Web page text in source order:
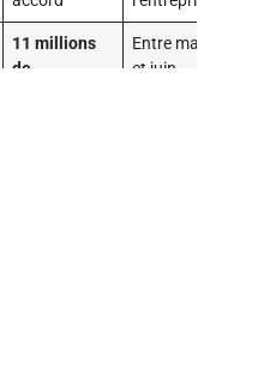
11 millions
de
Entre mars
et juin